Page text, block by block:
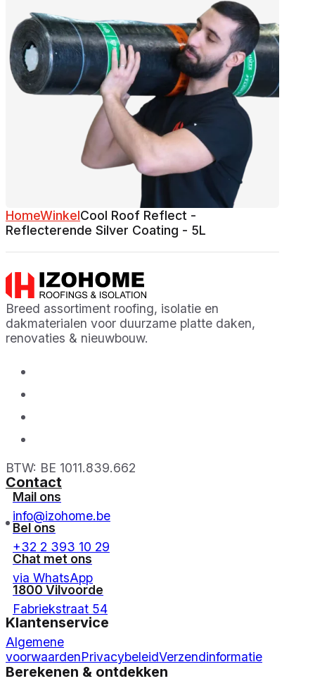
HomeWinkelCool Roof Reflect -
Reflecterende Silver Coating - 5L
Breed assortiment roofing, isolatie en
dakmaterialen voor duurzame platte daken,
renovaties & nieuwbouw.
BTW: BE 1011.839.662
Contact
Mail ons
info@izohome.be
Bel ons
+32 2 393 10 29
Chat met ons
via WhatsApp
1800 Vilvoorde
Fabriekstraat 54
Klantenservice
Algemene
voorwaardenPrivacybeleidVerzendinformatie
Berekenen & ontdekken